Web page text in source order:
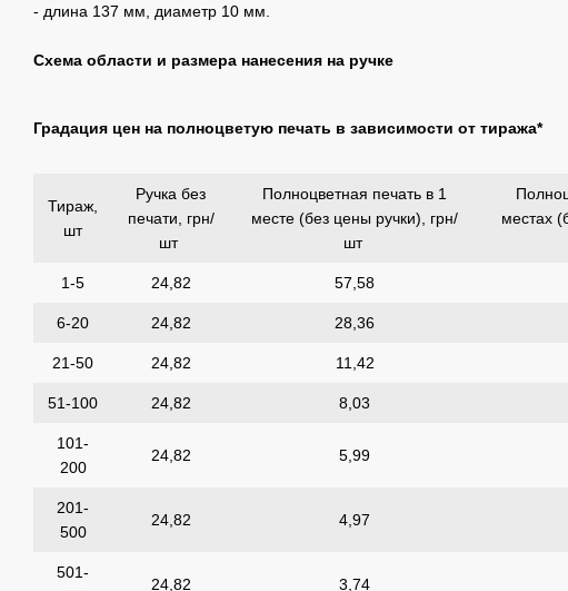
- длина 137 мм, диаметр 10 мм.
Схема области и размера нанесения на ручке
Градация цен на полноцветую печать в зависимости от тиража*
Тираж,
шт
Ручка без
печати, грн/
шт
Полноцветная печать в 1
месте (без цены ручки), грн/
шт
местах
1-5 24,82 57,58
6-20 24,82 28,36
21-50 24,82 11,42
51-100 24,82 8,03
101-
200
24,82 5,99
201-
500
24,82 4,97
501-
24,82 3,74